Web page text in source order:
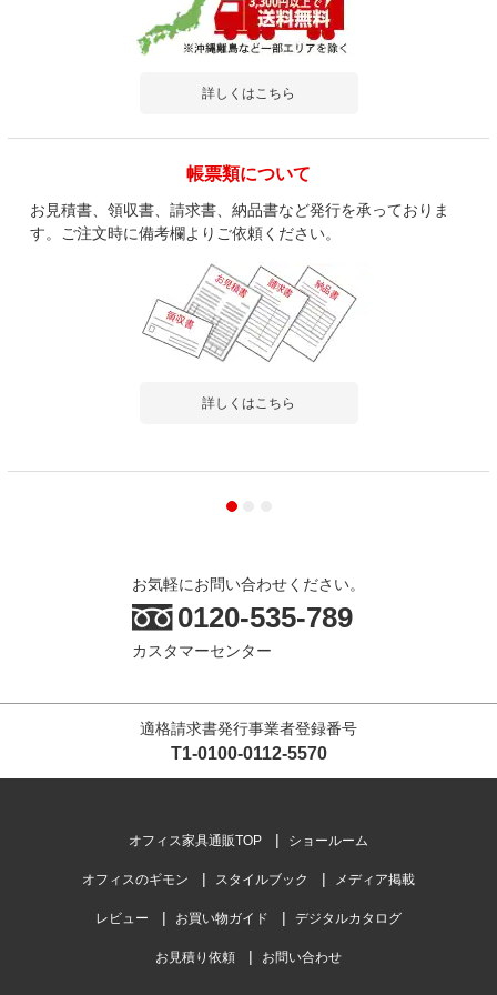
詳しくはこちら
帳票類について
お見積書、領収書、請求書、納品書など発行を承っておりま
す。ご注文時に備考欄よりご依頼ください。
詳しくはこちら
お気軽にお問い合わせください。
0120-535-789
カスタマーセンター
適格請求書発行事業者登録番号
T1-0100-0112-5570
オフィス家具通販TOP ショールーム
オフィスのギモン スタイルブック メディア掲載
レビュー お買い物ガイド デジタルカタログ
お見積り依頼 お問い合わせ